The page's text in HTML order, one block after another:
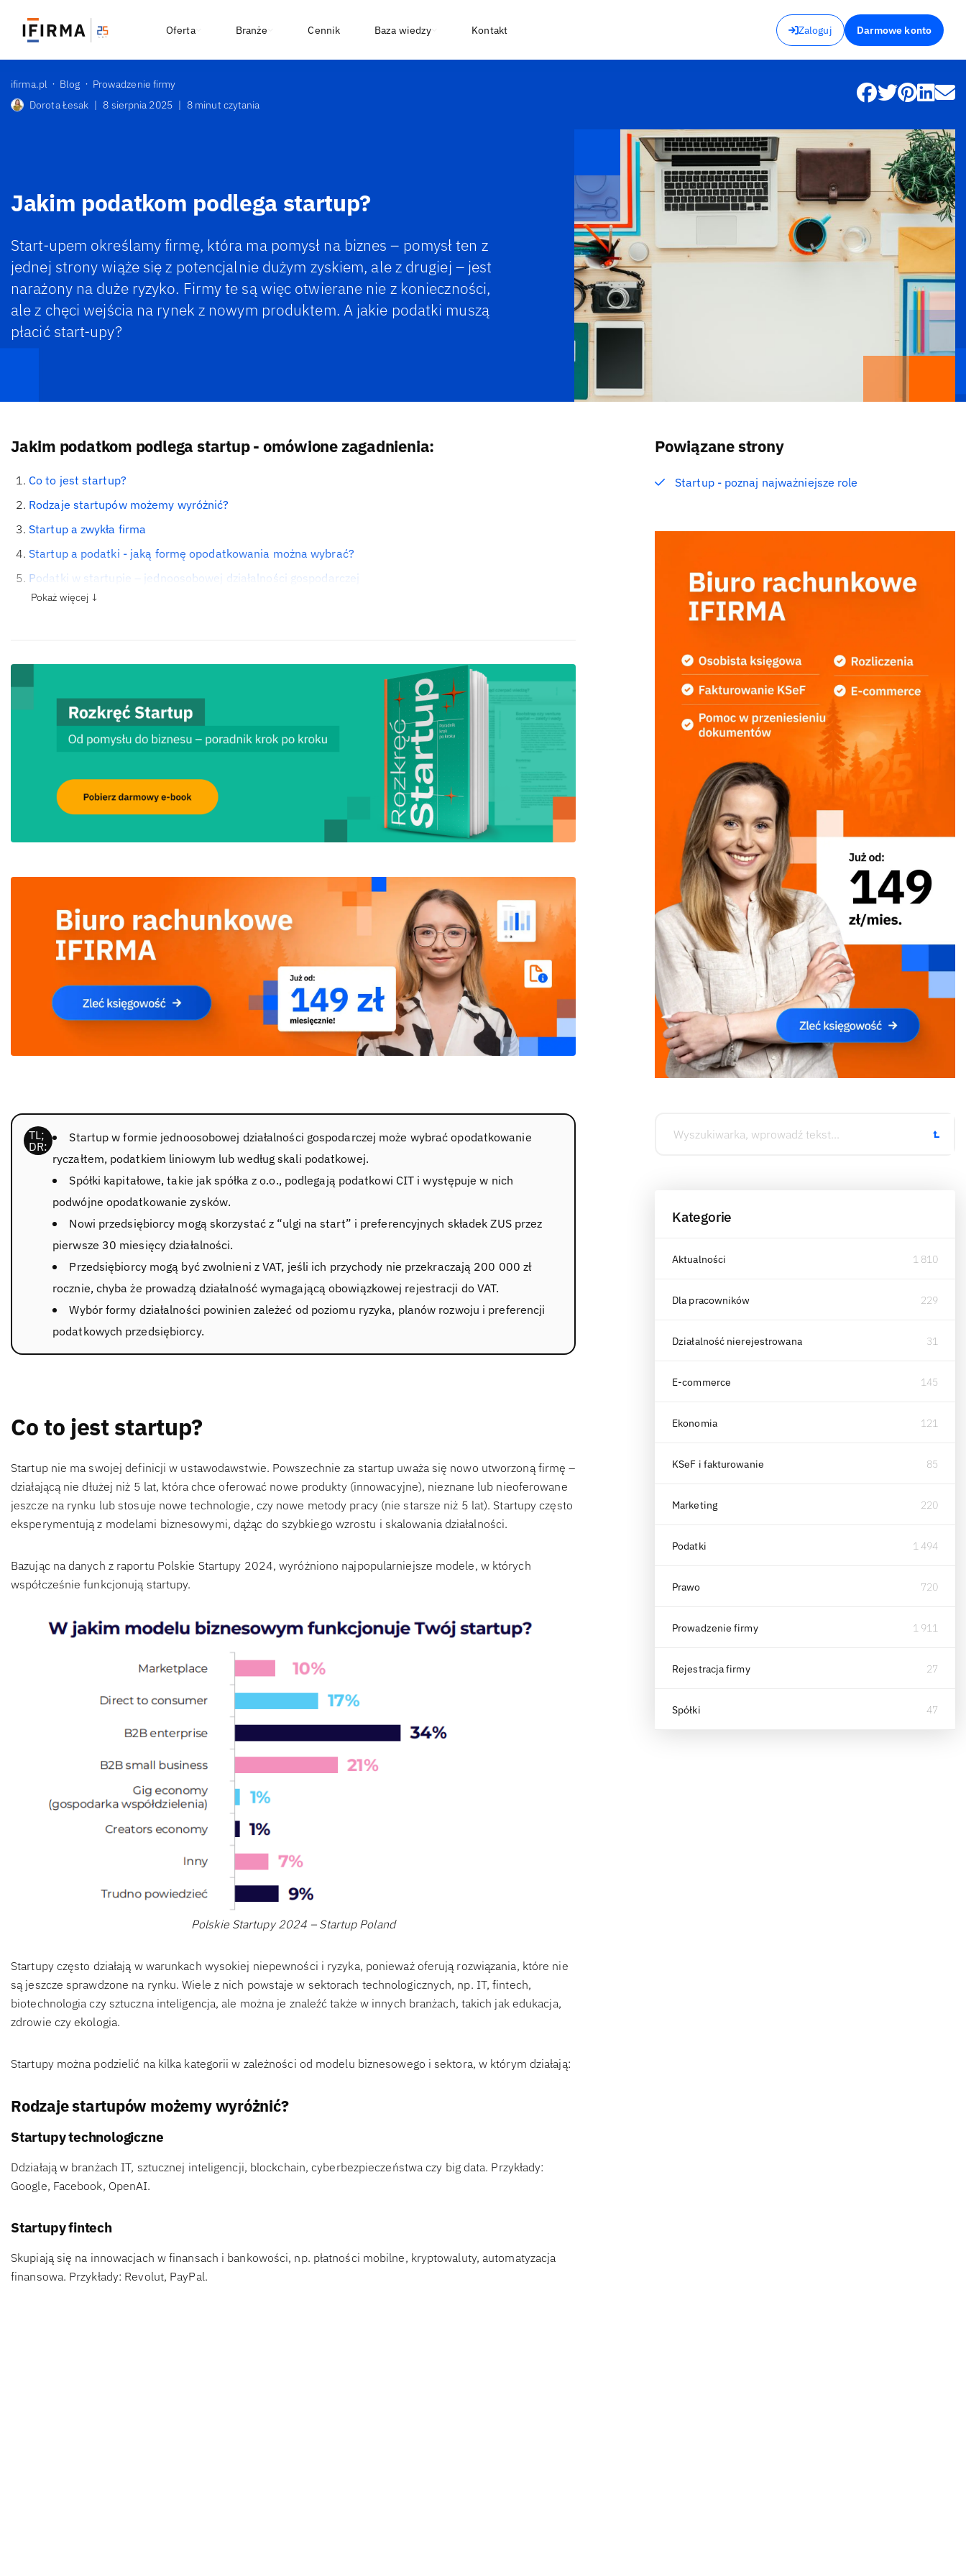
Zaloguj Darmowe konto
Oferta Branże Cennik Baza wiedzy Kontakt
ifirma.pl Blog
Prowadzenie firmy
Dorota Łesak | 8 sierpnia 2025 | 8 minut czytania
Jakim podatkom podlega startup?
Start-upem określamy firmę, która ma pomysł na biznes – pomysł ten z
jednej strony wiąże się z potencjalnie dużym zyskiem, ale z drugiej – jest
narażony na duże ryzyko. Firmy te są więc otwierane nie z konieczności,
ale z chęci wejścia na rynek z nowym produktem. A jakie podatki muszą
płacić start-upy?
Jakim podatkom podlega startup - omówione zagadnienia:
Co to jest startup?
Rodzaje startupów możemy wyróżnić?
Startup a zwykła firma
Startup a podatki - jaką formę opodatkowania można wybrać?
Podatki w startupie – jednoosobowej działalności gospodarczej
Pokaż więcej ↓
Startup w formie jednoosobowej działalności gospodarczej może wybrać opodatkowanie
ryczałtem, podatkiem liniowym lub według skali podatkowej.
Spółki kapitałowe, takie jak spółka z o.o., podlegają podatkowi CIT i występuje w nich
podwójne opodatkowanie zysków.
Nowi przedsiębiorcy mogą skorzystać z “ulgi na start” i preferencyjnych składek ZUS przez
pierwsze 30 miesięcy działalności.
Przedsiębiorcy mogą być zwolnieni z VAT, jeśli ich przychody nie przekraczają 200 000 zł
rocznie, chyba że prowadzą działalność wymagającą obowiązkowej rejestracji do VAT.
Wybór formy działalności powinien zależeć od poziomu ryzyka, planów rozwoju i preferencji
podatkowych przedsiębiorcy.
Co to jest startup?
Startup nie ma swojej definicji w ustawodawstwie. Powszechnie za startup uważa się nowo utworzoną firmę –
działającą nie dłużej niż 5 lat, która chce oferować nowe produkty (innowacyjne), nieznane lub nieoferowane
jeszcze na rynku lub stosuje nowe technologie, czy nowe metody pracy (nie starsze niż 5 lat). Startupy często
eksperymentują z modelami biznesowymi, dążąc do szybkiego wzrostu i skalowania działalności.
Bazując na danych z raportu Polskie Startupy 2024, wyróżniono najpopularniejsze modele, w których
współcześnie funkcjonują startupy.
Polskie Startupy 2024 – Startup Poland
Startupy często działają w warunkach wysokiej niepewności i ryzyka, ponieważ oferują rozwiązania, które nie
są jeszcze sprawdzone na rynku. Wiele z nich powstaje w sektorach technologicznych, np. IT, fintech,
biotechnologia czy sztuczna inteligencja, ale można je znaleźć także w innych branżach, takich jak edukacja,
zdrowie czy ekologia.
Startupy można podzielić na kilka kategorii w zależności od modelu biznesowego i sektora, w którym działają:
Rodzaje startupów możemy wyróżnić?
Startupy technologiczne
Ddziałają w branżach IT, sztucznej inteligencji, blockchain, cyberbezpieczeństwa czy big data. Przykłady:
Google, Facebook, OpenAI.
Startupy fintech
Skupiają się na innowacjach w finansach i bankowości, np. płatności mobilne, kryptowaluty, automatyzacja
finansowa. Przykłady: Revolut, PayPal.
Powiązane strony
Startup - poznaj najważniejsze role
Kategorie
Aktualności 1 810
Dla pracowników 229
Działalność nierejestrowana 31
E-commerce 145
Ekonomia 121
KSeF i fakturowanie 85
Marketing 220
Podatki 1 494
Prawo 720
Prowadzenie firmy 1 911
Rejestracja firmy 27
Spółki 47